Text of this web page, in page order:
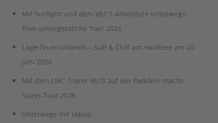
Mit Sunlight und dem V67 S Adventure unterwegs:
Eine unvergessliche Tour 2026
Lagerfeuerromantik – SUP & Chill am Hariksee am 20.
Juni 2026
Mit dem LMC Tracer V670 auf der Paddeln-macht-
Spass-Tour 2026
Unterwegs mit Uquip